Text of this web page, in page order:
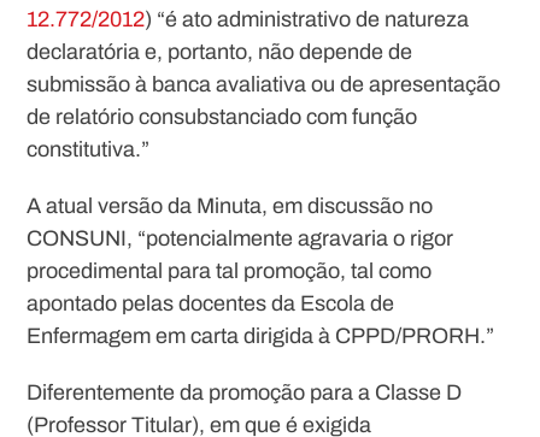
12.772/2012) “é ato administrativo de natureza
declaratória e, portanto, não depende de
submissão à banca avaliativa ou de apresentação
de relatório consubstanciado com função
constitutiva.”
A atual versão da Minuta, em discussão no
CONSUNI, “potencialmente agravaria o rigor
procedimental para tal promoção, tal como
apontado pelas docentes da Escola de
Enfermagem emcarta dirigida à CPPD/PRORH.”
Diferentemente da promoção para a Classe D
(Professor Titular), em que é exigida